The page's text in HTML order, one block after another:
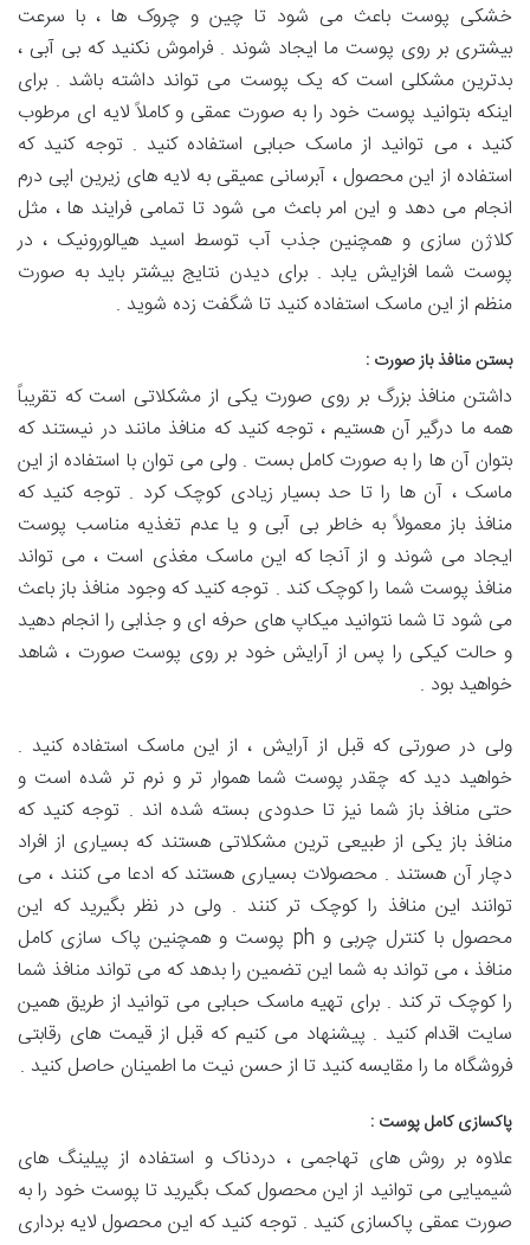
خشکی پوست باعث می‌ شود تا چین و چروک ها ، با سرعت
بیشتری بر روی پوست ما ایجاد شوند . فراموش نکنید که بی آبی ،
بدترین مشکلی است که یک پوست می‌ تواند داشته باشد . برای
اینکه بتوانید پوست خود را به صورت عمقی و کاملاً لایه ای مرطوب
کنید ، می‌ توانید از ماسک حبابی استفاده کنید . توجه کنید که
استفاده از این محصول ، آبرسانی عمیقی به لایه‌ های زیرین اپی درم
انجام می‌ دهد و این امر باعث می شود تا تمامی فرایند ها ، مثل
کلاژن سازی و همچنین جذب آب توسط اسید هیالورونیک ، در
پوست شما افزایش یابد . برای دیدن نتایج بیشتر باید به صورت
منظم از این ماسک استفاده کنید تا شگفت زده شوید .
بستن منافذ باز صورت :
داشتن منافذ بزرگ بر روی صورت یکی از مشکلاتی است که تقریباً
همه ما درگیر آن هستیم ، توجه کنید که منافذ مانند در نیستند که
بتوان آن‌ ها را به صورت کامل بست . ولی می‌ توان با استفاده از این
ماسک ، آن ها را تا حد بسیار زیادی کوچک کرد . توجه کنید که
منافذ باز معمولاً به خاطر بی‌ آبی و یا عدم تغذیه مناسب پوست
ایجاد می شوند و از آنجا که این ماسک مغذی است ، می‌ تواند
منافذ پوست شما را کوچک کند . توجه کنید که وجود منافذ باز باعث
می شود تا شما نتوانید میکاپ های حرفه ای و جذابی را انجام دهید
و حالت کیکی را پس از آرایش خود بر روی پوست صورت ، شاهد
خواهید بود .
ولی در صورتی که قبل از آرایش ، از این ماسک استفاده کنید .
خواهید دید که چقدر پوست شما هموار تر و نرم تر شده است و
حتی منافذ باز شما نیز تا حدودی بسته شده اند . توجه کنید که
منافذ باز یکی از طبیعی ترین مشکلاتی هستند که بسیاری از افراد
دچار آن هستند . محصولات بسیاری هستند که ادعا می کنند ، می
توانند این منافذ را کوچک تر کنند . ولی در نظر بگیرید که این
محصول با کنترل چربی و ph پوست و همچنین پاک سازی کامل
منافذ ، می‌ تواند به شما این تضمین را بدهد که می تواند منافذ شما
را کوچک تر کند . برای تهیه ماسک حبابی می توانید از طریق همین
سایت اقدام کنید . پیشنهاد می کنیم که قبل از قیمت های رقابتی
فروشگاه ما را مقایسه کنید تا از حسن نیت ما اطمینان حاصل کنید .
پاکسازی کامل پوست :
علاوه بر روش های تهاجمی ، دردناک و استفاده از پیلینگ های
شیمیایی می توانید از این محصول کمک بگیرید تا پوست خود را به
صورت عمقی پاکسازی کنید . توجه کنید که این محصول لایه برداری